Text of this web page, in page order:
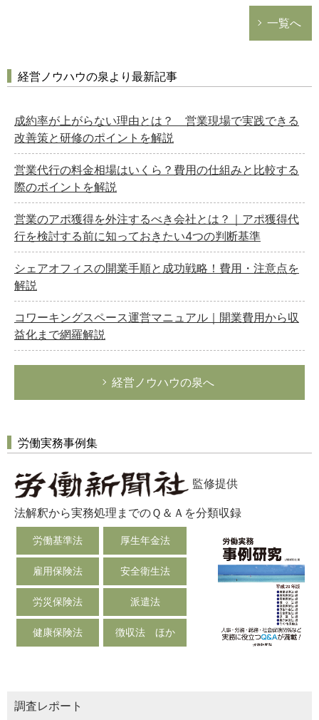
一覧へ
経営ノウハウの泉より最新記事
成約率が上がらない理由とは？ 営業現場で実践できる
改善策と研修のポイントを解説
営業代行の料金相場はいくら？費用の仕組みと比較する
際のポイントを解説
営業のアポ獲得を外注するべき会社とは？｜アポ獲得代
行を検討する前に知っておきたい4つの判断基準
シェアオフィスの開業手順と成功戦略！費用・注意点を
解説
コワーキングスペース運営マニュアル｜開業費用から収
益化まで網羅解説
経営ノウハウの泉へ
労働実務事例集
監修提供
法解釈から実務処理までのＱ＆Ａを分類収録
労働基準法 厚生年金法
雇用保険法 安全衛生法
労災保険法 派遣法
健康保険法 徴収法 ほか
調査レポート